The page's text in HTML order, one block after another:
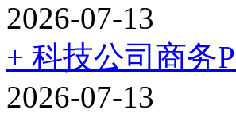
2026-07-13
+ 科技公司商务
2026-07-13